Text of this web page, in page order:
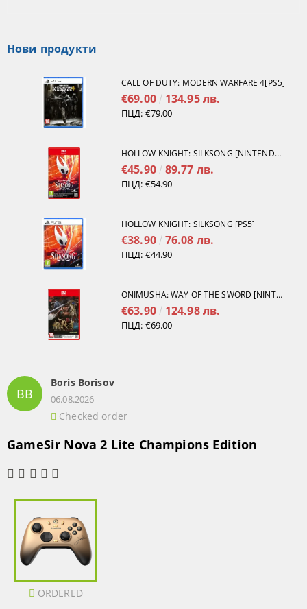
Нови продукти
CALL OF DUTY: MODERN WARFARE 4[PS5]
€69.00 134.95 лв.
ПЦД: €79.00
HOLLOW KNIGHT: SILKSONG [NINTENDO SWITCH 2]
€45.90 89.77 лв.
ПЦД: €54.90
HOLLOW KNIGHT: SILKSONG [PS5]
€38.90 76.08 лв.
ПЦД: €44.90
ONIMUSHA: WAY OF THE SWORD [NINTENDO SWITCH 2]
€63.90 124.98 лв.
ПЦД: €69.00
BB
Boris Borisov
06.08.2026
Checked order
GameSir Nova 2 Lite Champions Edition
ORDERED